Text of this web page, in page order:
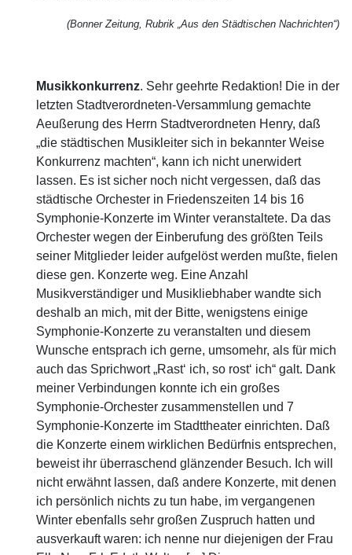
(Bonner Zeitung, Rubrik „Aus den Städtischen Nachrichten“)
Musikkonkurrenz. Sehr geehrte Redaktion! Die in der
letzten Stadtverordneten-Versammlung gemachte
Aeußerung des Herrn Stadtverordneten Henry, daß
„die städtischen Musikleiter sich in bekannter Weise
Konkurrenz machten“, kann ich nicht unerwidert
lassen. Es ist sicher noch nicht vergessen, daß das
städtische Orchester in Friedenszeiten 14 bis 16
Symphonie-Konzerte im Winter veranstaltete. Da das
Orchester wegen der Einberufung des größten Teils
seiner Mitglieder leider aufgelöst werden mußte, fielen
diese gen. Konzerte weg. Eine Anzahl
Musikverständiger und Musikliebhaber wandte sich
deshalb an mich, mit der Bitte, wenigstens einige
Symphonie-Konzerte zu veranstalten und diesem
Wunsche entsprach ich gerne, umsomehr, als für mich
auch das Sprichwort „Rast‘ ich, so rost‘ ich“ galt. Dank
meiner Verbindungen konnte ich ein großes
Symphonie-Orchester zusammenstellen und 7
Symphonie-Konzerte im Stadttheater einrichten. Daß
die Konzerte einem wirklichen Bedürfnis entsprechen,
beweist ihr überraschend glänzender Besuch. Ich will
nicht erwähnt lassen, daß andere Konzerte, mit denen
ich persönlich nichts zu tun habe, im vergangenen
Winter ebenfalls sehr großen Zuspruch hatten und
ausverkauft waren: ich nenne nur diejenigen der Frau